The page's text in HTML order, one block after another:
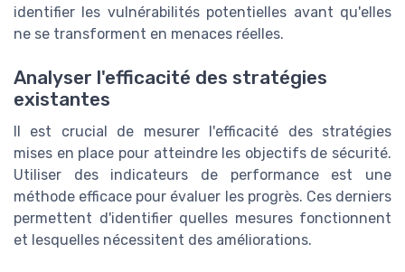
identifier les vulnérabilités potentielles avant qu'elles
ne se transforment en menaces réelles.
Analyser l'efficacité des stratégies
existantes
Il est crucial de mesurer l'efficacité des stratégies
mises en place pour atteindre les objectifs de sécurité.
Utiliser des indicateurs de performance est une
méthode efficace pour évaluer les progrès. Ces derniers
permettent d'identifier quelles mesures fonctionnent
et lesquelles nécessitent des améliorations.